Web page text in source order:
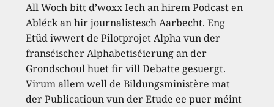
All Woch bitt d’woxx Iech an hirem Podcast en
Abléck an hir journalistesch Aarbecht. Eng
Etüd iwwert de Pilotprojet Alpha vun der
franséischer Alphabetiséierung an der
Grondschoul huet fir vill Debatte gesuergt.
Virum allem well de Bildungsministère mat
der Publicatioun vun der Etude ee puer méint